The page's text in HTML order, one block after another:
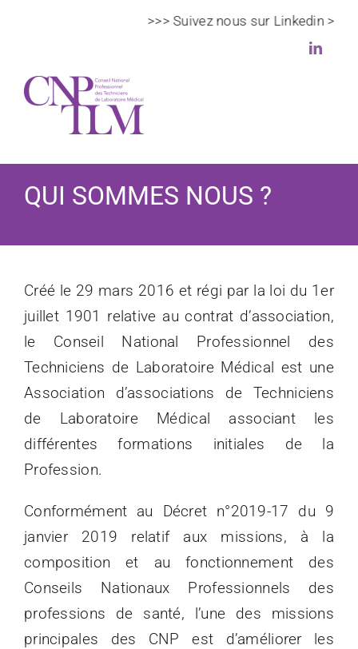
>>> Suivez nous sur Linkedin >>>
DPC
QUI SOMMES NOUS ?
Créé le 29 mars 2016 et régi par la loi du 1er
juillet 1901 relative au contrat d’association,
le Conseil National Professionnel des
Techniciens de Laboratoire Médical est une
Association d’associations de Techniciens
de Laboratoire Médical associant les
différentes formations initiales de la
Profession.
Conformément au Décret n°2019-17 du 9
janvier 2019 relatif aux missions, à la
composition et au fonctionnement des
Conseils Nationaux Professionnels des
professions de santé, l’une des missions
principales des CNP est d’améliorer les